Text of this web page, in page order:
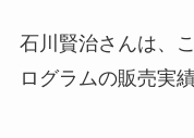
石川賢治さんは、
ログラムの販売実